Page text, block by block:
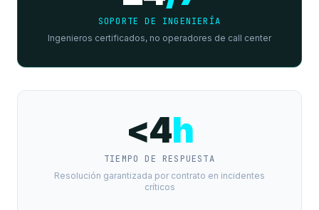
SOPORTE DE INGENIERÍA
Ingenieros certificados, no operadores de call center
<4h
TIEMPO DE RESPUESTA
Resolución garantizada por contrato en incidentes
críticos